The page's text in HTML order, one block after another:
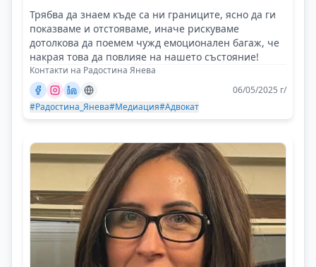
Трябва да знаем къде са ни границите, ясно да ги
показваме и отстояваме, иначе рискуваме
дотолкова да поемем чужд емоционален багаж, че
накрая това да повлияе на нашето състояние!
Контакти на Радостина Янева
06/05/2025 г/
#Радостина_Янева#Медиация#Адвокат